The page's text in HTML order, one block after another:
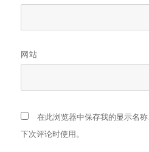
网站
在此浏览器中保存我的显示名
下次评论时使用。